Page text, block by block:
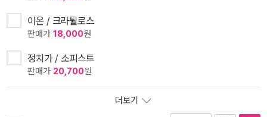
이온 / 크라튈로스
판매가 18,000원
정치가 / 소피스트
판매가 20,700원
더보기